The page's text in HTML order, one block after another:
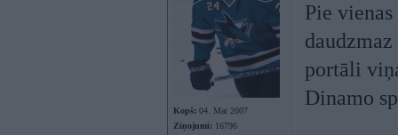
Kopš: 04. Mar 2007
Ziņojumi: 16796
Pie
portāli
Dinamo